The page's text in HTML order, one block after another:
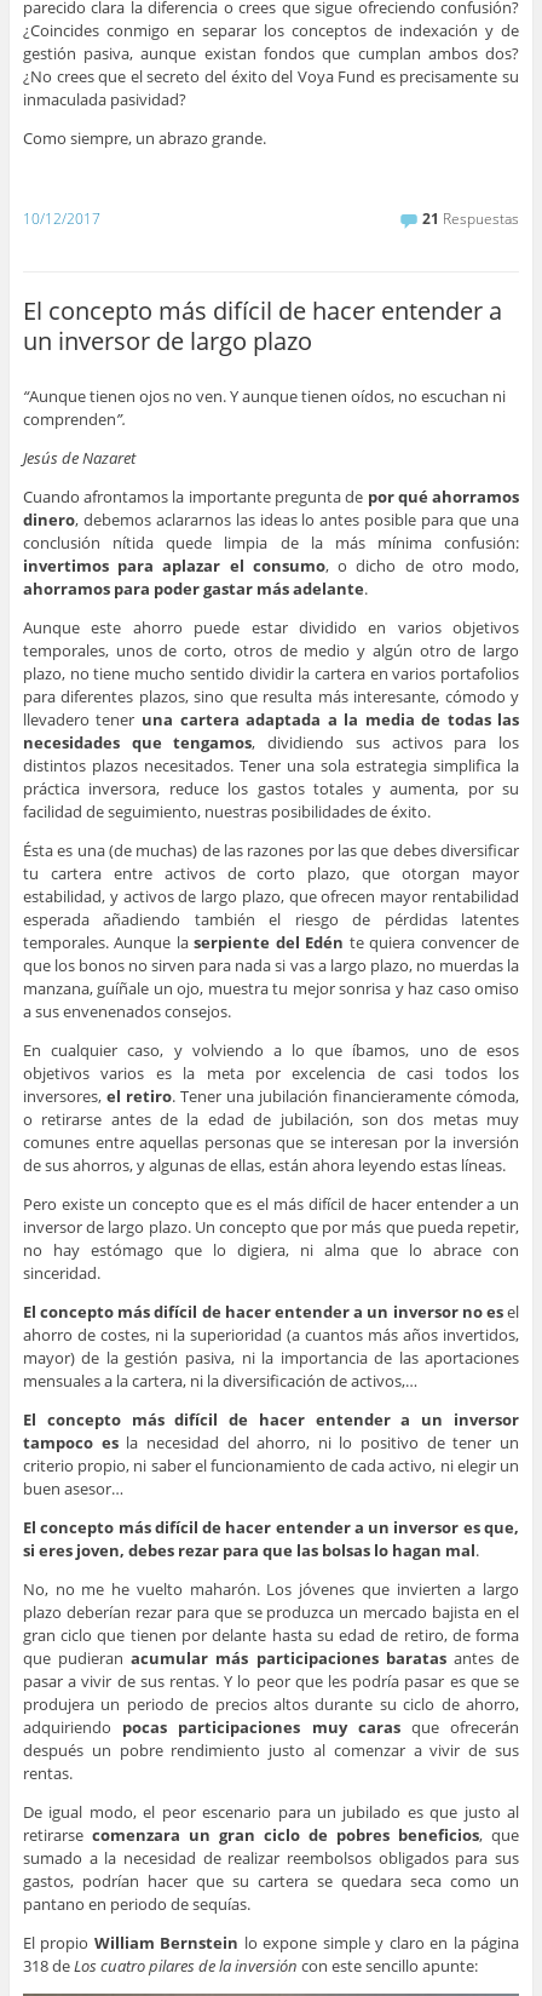
parecido clara la diferencia o crees que sigue ofreciendo confusión?
¿Coincides conmigo en separar los conceptos de indexación y de
gestión pasiva, aunque existan fondos que cumplan ambos dos?
¿No crees que el secreto del éxito del Voya Fund es precisamente su
inmaculada pasividad?
Como siempre, un abrazo grande.
10/12/2017 21 Respuestas
El concepto más difícil de hacer entender a
un inversor de largo plazo
“Aunque tienen ojos no ven. Y aunque tienen oídos, no escuchan ni
comprenden”.
Jesús de Nazaret
Cuando afrontamos la importante pregunta de por qué ahorramos
dinero, debemos aclararnos las ideas lo antes posible para que una
conclusión nítida quede limpia de la más mínima confusión:
invertimos para aplazar el consumo, o dicho de otro modo,
ahorramos para poder gastar más adelante.
Aunque este ahorro puede estar dividido en varios objetivos
temporales, unos de corto, otros de medio y algún otro de largo
plazo, no tiene mucho sentido dividir la cartera en varios portafolios
para diferentes plazos, sino que resulta más interesante, cómodo y
llevadero tener una cartera adaptada a la media de todas las
necesidades que tengamos, dividiendo sus activos para los
distintos plazos necesitados. Tener una sola estrategia simplifica la
práctica inversora, reduce los gastos totales y aumenta, por su
facilidad de seguimiento, nuestras posibilidades de éxito.
Ésta es una (de muchas) de las razones por las que debes diversificar
tu cartera entre activos de corto plazo, que otorgan mayor
estabilidad, y activos de largo plazo, que ofrecen mayor rentabilidad
esperada añadiendo también el riesgo de pérdidas latentes
temporales. Aunque laserpiente del Edén te quiera convencer de
que los bonos no sirven para nada si vas a largo plazo, no muerdas la
manzana, guíñale un ojo, muestra tu mejor sonrisa y haz caso omiso
a sus envenenados consejos.
En cualquier caso, y volviendo a lo que íbamos, uno de esos
objetivos varios es la meta por excelencia de casi todos los
inversores, el retiro. Tener una jubilación financieramente cómoda,
o retirarse antes de la edad de jubilación, son dos metas muy
comunes entre aquellas personas que se interesan por la inversión
de sus ahorros, y algunas de ellas, están ahora leyendo estas líneas.
Pero existe un concepto que es el más difícil de hacer entender a un
inversor de largo plazo. Un concepto que por más que pueda repetir,
no hay estómago que lo digiera, ni alma que lo abrace con
sinceridad.
El concepto más difícil de hacer entender a un inversor no esel
ahorro de costes, ni la superioridad (a cuantos más años invertidos,
mayor) de la gestión pasiva, ni la importancia de las aportaciones
mensuales a la cartera, ni la diversificación de activos,…
El concepto más difícil de hacer entender a un inversor
tampoco esla necesidad del ahorro, ni lo positivo de tener un
criterio propio, ni saber el funcionamiento de cada activo, ni elegir un
buen asesor…
El concepto más difícil de hacer entender a un inversor es que,
si eres joven, debes rezar para que las bolsas lo hagan mal.
No, no me he vuelto maharón. Los jóvenes que invierten a largo
plazo deberían rezar para que se produzca un mercado bajista en el
gran ciclo que tienen por delante hasta su edad de retiro, de forma
que pudieranacumular más participaciones baratasantes de
pasar a vivir de sus rentas. Y lo peor que les podría pasar es que se
produjera un periodo de precios altos durante su ciclo de ahorro,
adquiriendo pocas participaciones muy carasque ofrecerán
después un pobre rendimiento justo al comenzar a vivir de sus
rentas.
De igual modo, el peor escenario para un jubilado es que justo al
retirarse comenzara un gran ciclo de pobres beneficios, que
sumado a la necesidad de realizar reembolsos obligados para sus
gastos, podrían hacer que su cartera se quedara seca como un
pantano en periodo de sequías.
El propio William Bernstein lo expone simple y claro en la página
318 deLos cuatro pilares de la inversión con este sencillo apunte: